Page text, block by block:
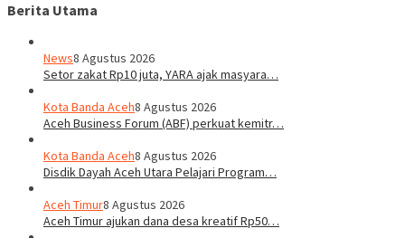
Berita Utama
News8 Agustus 2026
Setor zakat Rp10 juta, YARA ajak masyara…
Kota Banda Aceh8 Agustus 2026
Aceh Business Forum (ABF) perkuat kemitr…
Kota Banda Aceh8 Agustus 2026
Disdik Dayah Aceh Utara Pelajari Program…
Aceh Timur8 Agustus 2026
Aceh Timur ajukan dana desa kreatif Rp50…